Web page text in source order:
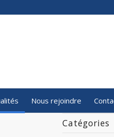
Nous rejoindre
Catégories